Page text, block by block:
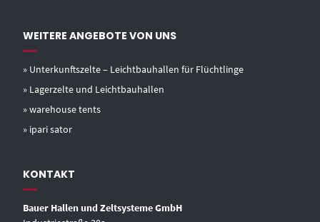
WEITERE ANGEBOTE VON UNS
» Unterkunftszelte – Leichtbauhallen für Flüchtlinge
» Lagerzelte und Leichtbauhallen
» warehouse tents
» ipari sator
KONTAKT
Bauer Hallen und Zeltsysteme GmbH